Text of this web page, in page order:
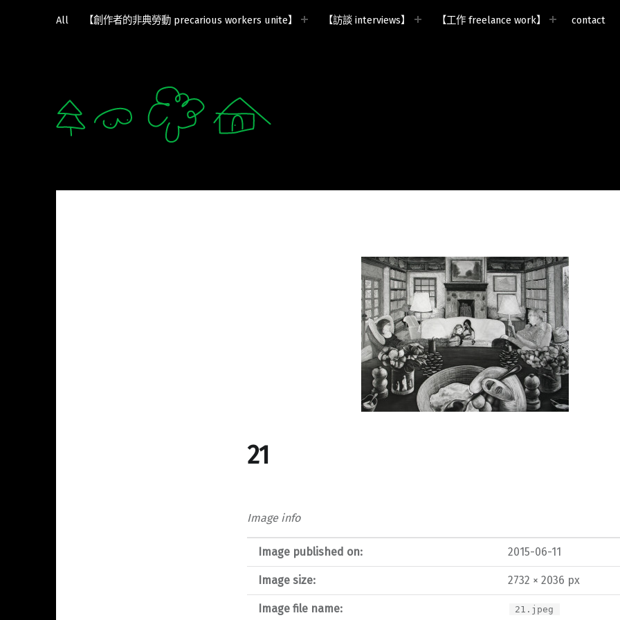
All
【創作者的非典勞動 precarious workers unite】 【訪談 interviews】 【工作 freelance work】 contact
21
Image info
Image published on: 2015-06-11
Image size: 2732 × 2036 px
Image file name: 21.jpeg